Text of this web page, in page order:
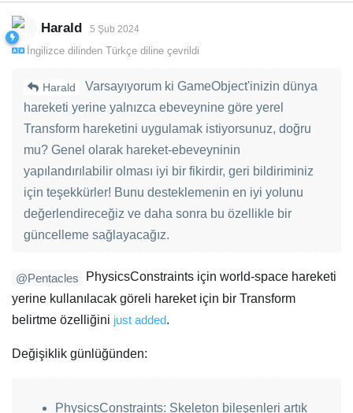
Harald 5 Şub 2024
İngilizce dilinden Türkçe diline çevrildi
Harald
Varsayıyorum ki GameObject'inizin dünya
hareketi yerine yalnızca ebeveynine göre yerel
Transform hareketini uygulamak istiyorsunuz, doğru
mu? Genel olarak hareket-ebeveyninin
yapılandırılabilir olması iyi bir fikirdir, geri bildiriminiz
için teşekkürler! Bunu desteklemenin en iyi yolunu
değerlendireceğiz ve daha sonra bu özellikle bir
güncelleme sağlayacağız.
@Pentacles
PhysicsConstraints için world-space hareketi
yerine kullanılacak göreli hareket için bir Transform
belirtme özelliğini just added.
Değişiklik günlüğünden:
PhysicsConstraints: Skeleton bileşenleri artık